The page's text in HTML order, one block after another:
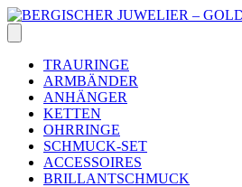
Skip
to
content
TRAURINGE
ARMBÄNDER
ANHÄNGER
KETTEN
OHRRINGE
SCHMUCK-SET
ACCESSOIRES
BRILLANTSCHMUCK